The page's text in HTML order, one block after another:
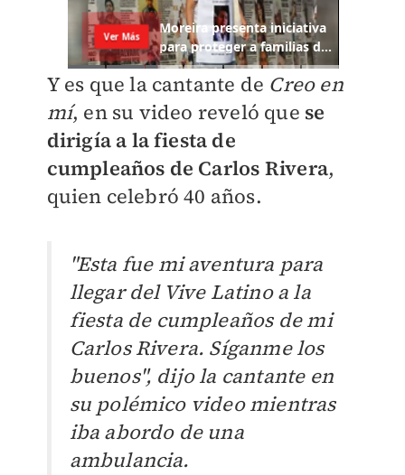
Y es que la cantante de Creo en
mí, en su video reveló que se
dirigía a la fiesta de
cumpleaños de Carlos Rivera,
quien celebró 40 años.
"Esta fue mi aventura para
llegar del Vive Latino a la
fiesta de cumpleaños de mi
Carlos Rivera. Síganme los
buenos", dijo la cantante en
su polémico video mientras
iba abordo de una
ambulancia.